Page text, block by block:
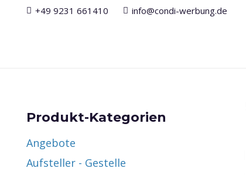
+49 9231 661410 info@condi-werbung.de
Produkt-Kategorien
Angebote
Aufsteller - Gestelle